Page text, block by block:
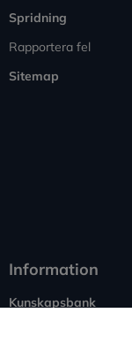
Spridning
Rapportera fel
Sitemap
Information
Kunskapsbank